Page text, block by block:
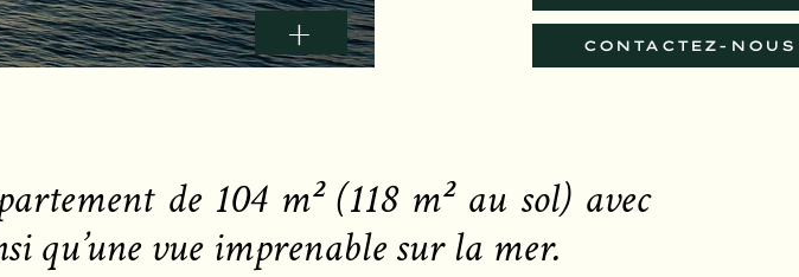
+ CONTACTEZ-NOUS
de 104 m² (118 m² au sol) avec
qu’une vue imprenable sur la mer.